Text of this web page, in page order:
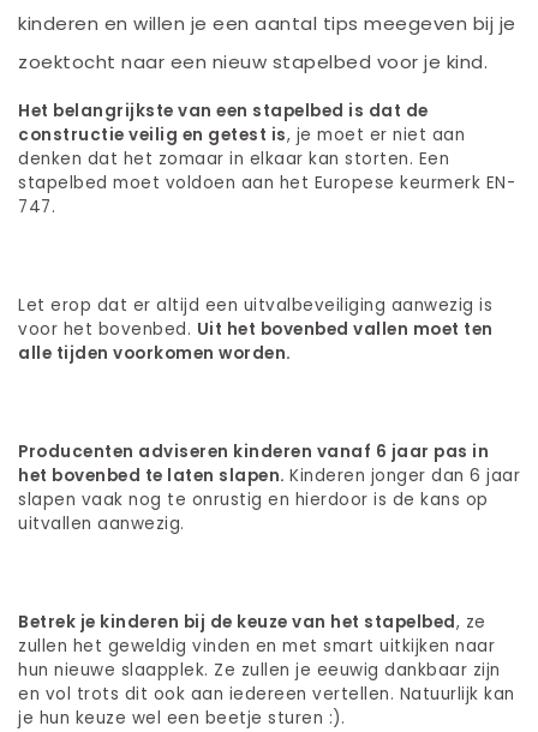
kinderen en willen je een aantal tips meegeven bij je
zoektocht naar een nieuw stapelbed voor je kind.
Het belangrijkste van een stapelbed is dat de
constructie veilig en getest is, je moet er niet aan
denken dat het zomaar in elkaar kan storten. Een
stapelbed moet voldoen aan het Europese keurmerk EN-
747.
Let erop dat er altijd een uitvalbeveiliging aanwezig is
voor het bovenbed. Uit het bovenbed vallen moet ten
alle tijden voorkomen worden.
Producenten adviseren kinderen vanaf 6 jaar pas in
het bovenbed te laten slapen. Kinderen jonger dan 6 jaar
slapen vaak nog te onrustig en hierdoor is de kans op
uitvallen aanwezig.
Betrek je kinderen bij de keuze van het stapelbed, ze
zullen het geweldig vinden en met smart uitkijken naar
hun nieuwe slaapplek. Ze zullen je eeuwig dankbaar zijn
en vol trots dit ook aan iedereen vertellen. Natuurlijk kan
je hun keuze wel een beetje sturen :).